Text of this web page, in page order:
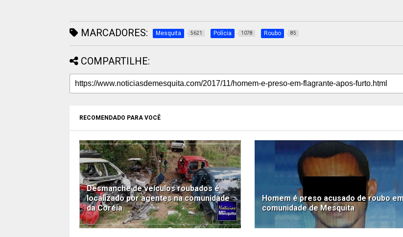
MARCADORES: Mesquita 5621 Polícia 1078 Roubo 85
COMPARTILHE:
RECOMENDADO PARA VOCÊ
Desmanche de veículos roubados é
localizado por agentes na comunidade
da Coréia
Homem é preso acusado de roubo
comunidade de Mesquita